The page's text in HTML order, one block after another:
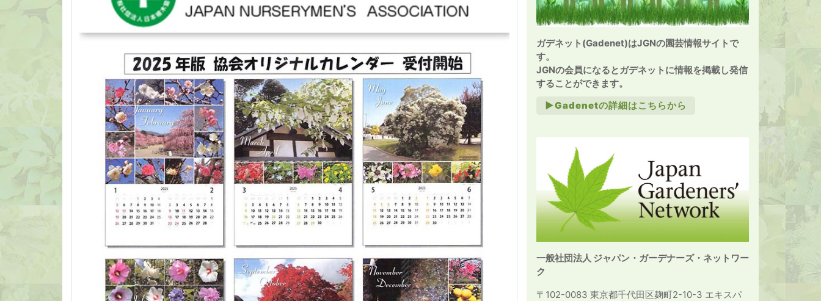
ガデネット(Gadenet)はJGNの園芸情報サイトで
す。
JGNの会員になるとガデネットに情報を掲載し発信
することができます。
►Gadenetの詳細はこちらから
一般社団法人 ジャパン・ガーデナーズ・ネットワー
ク
〒102-0083 東京都千代田区麹町2-10-3 エキスパ